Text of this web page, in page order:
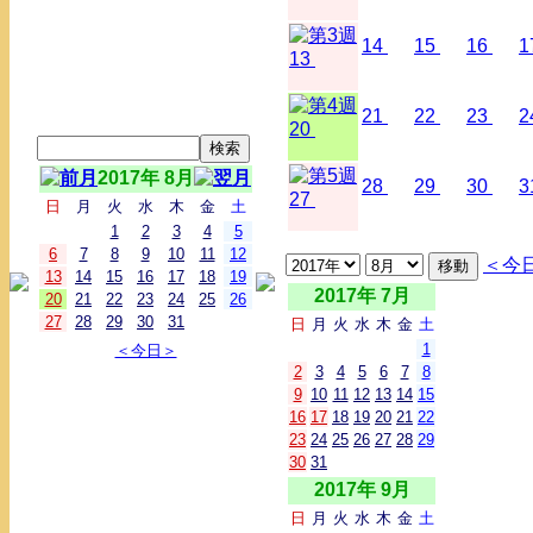
2017年 8月
日 月 火 水 木 金
土
1
2 3 4
5
6
7 8 9 10 11
12
13
14 15 16 17 18
19
20
21 22 23 24 25
26
27
28 29 30
31
＜今日＞
13
14 15 16
20
21 22 23
27
28 29 30
＜今
2017年 7月
日 月 火 水 木 金 土
1
2
3 4 5 6 7
8
9 10 11 12 13 14 15
16 17 18 19 20 21 22
23 24 25 26 27 28 29
30 31
2017年 9月
日 月 火 水 木 金 土